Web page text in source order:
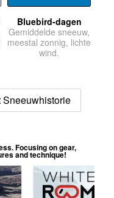
Bluebird-dagen
Gemiddelde sneeuw,
meestal zonnig, lichte
wind.
Sneeuwhistorie